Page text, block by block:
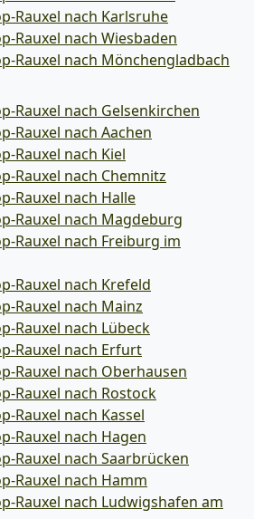
Rauxel nach Karlsruhe
Rauxel nach Wiesbaden
Rauxel nach Mönchen­gladbach
Rauxel nach Gelsenkirchen
Rauxel nach Aachen
Rauxel nach Kiel
Rauxel nach Chemnitz
Rauxel nach Halle
Rauxel nach Magdeburg
Rauxel nach Freiburg im
Rauxel nach Krefeld
Rauxel nach Mainz
Rauxel nach Lübeck
Rauxel nach Erfurt
Rauxel nach Oberhausen
Rauxel nach Rostock
Rauxel nach Kassel
Rauxel nach Hagen
Rauxel nach Saarbrücken
Rauxel nach Hamm
Rauxel nach Ludwigshafen am